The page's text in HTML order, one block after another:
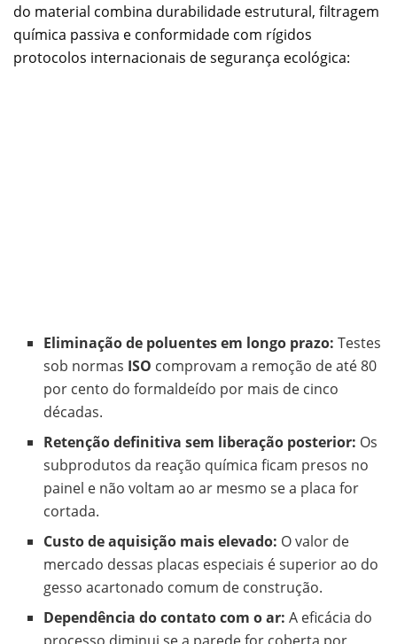
do material combina durabilidade estrutural, filtragem
química passiva e conformidade com rígidos
protocolos internacionais de segurança ecológica:
Eliminação de poluentes em longo prazo: Testes
sob normas ISO comprovam a remoção de até 80
por cento do formaldeído por mais de cinco
décadas.
Retenção definitiva sem liberação posterior: Os
subprodutos da reação química ficam presos no
painel e não voltam ao ar mesmo se a placa for
cortada.
Custo de aquisição mais elevado: O valor de
mercado dessas placas especiais é superior ao do
gesso acartonado comum de construção.
Dependência do contato com o ar: A eficácia do
processo diminui se a parede for coberta por